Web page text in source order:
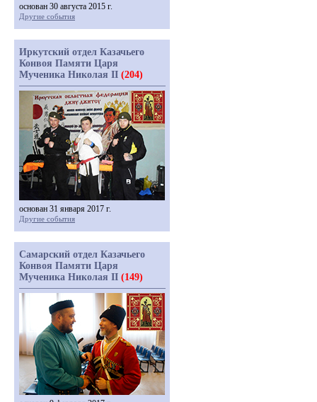
основан 30 августа 2015 г.
Другие события
Иркутский отдел Казачьего
Конвоя Памяти Царя
Мученика Николая II (204)
основан 31 января 2017 г.
Другие события
Самарский отдел Казачьего
Конвоя Памяти Царя
Мученика Николая II (149)